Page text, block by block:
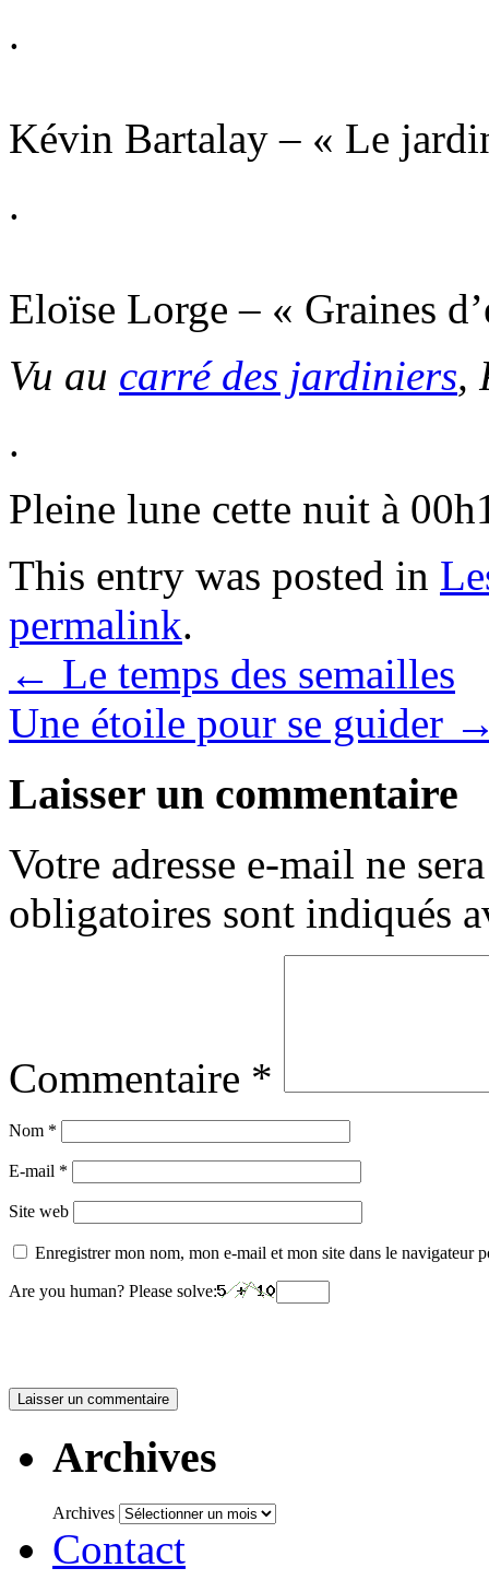
.
Kévin Bartalay – « Le
.
Eloïse Lorge – « Graines
Vu au carré des jardiniers,
.
Pleine lune cette nuit à
This entry was posted in
permalink.
← Le temps des semailles
Une étoile pour se guider
Laisser un commentaire
Votre adresse e-mail ne
obligatoires sont indiqués
Commentaire *
Nom *
E-mail *
Site web
Enregistrer mon nom, mon e-mail et mon site dans le navigateur
Are you human? Please solve:
Archives
Archives
Contact